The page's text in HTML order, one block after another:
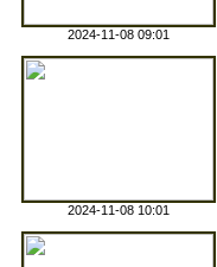
2024-11-08 09:01
2024-11-08 10:01